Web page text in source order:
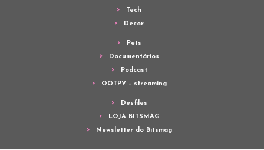
Tech
Decor
Pets
Documentários
Podcast
OQTPV – streaming
Desfiles
LOJA BITSMAG
Newsletter do Bitsmag